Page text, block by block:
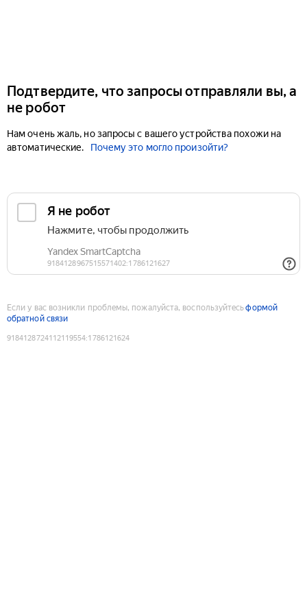
Подтвердите, что запросы отправляли вы, а
не робот
Нам очень жаль, но запросы с вашего устройства похожи на
автоматические.
Почему это могло произойти?
Если у вас возникли проблемы, пожалуйста, воспользуйтесьформой
обратной связи
9184128724112119554:1786121624